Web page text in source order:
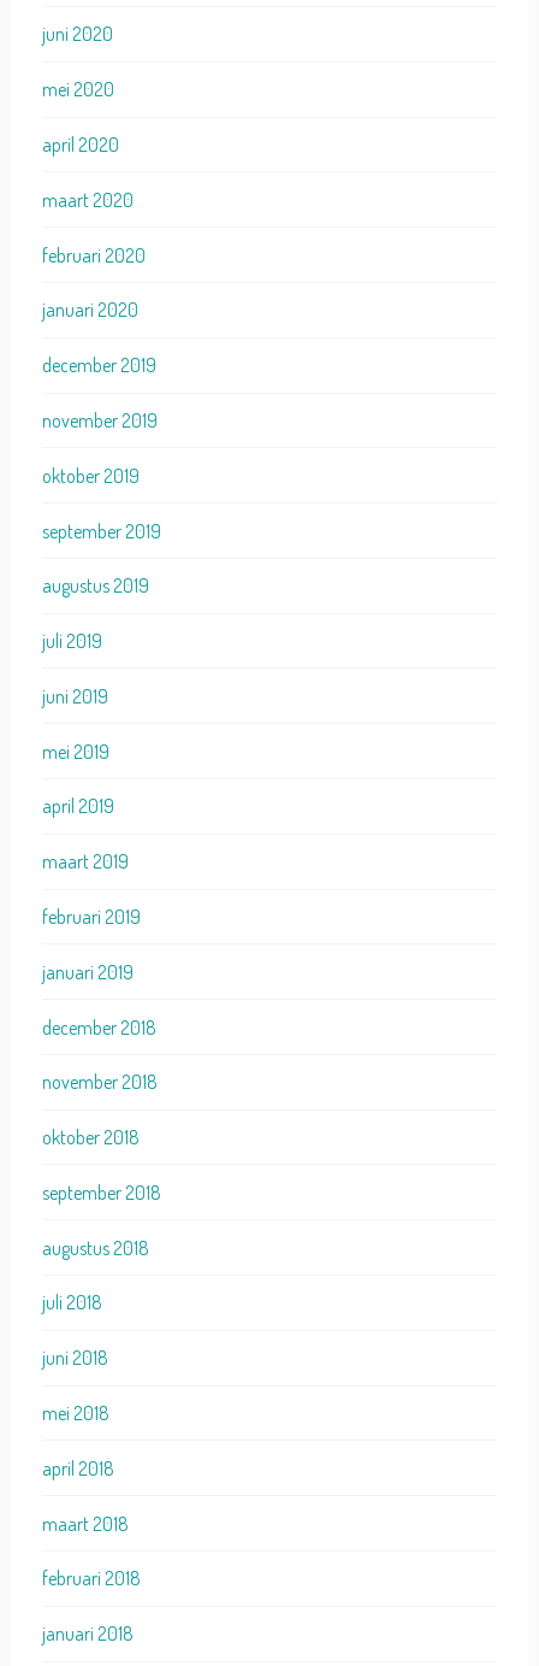
juni 2020
mei 2020
april 2020
maart 2020
februari 2020
januari 2020
december 2019
november 2019
oktober 2019
september 2019
augustus 2019
juli 2019
juni 2019
mei 2019
april 2019
maart 2019
februari 2019
januari 2019
december 2018
november 2018
oktober 2018
september 2018
augustus 2018
juli 2018
juni 2018
mei 2018
april 2018
maart 2018
februari 2018
januari 2018